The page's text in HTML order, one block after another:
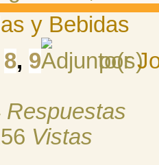
y Bebidas
8, 9 por
Respuestas
Vistas